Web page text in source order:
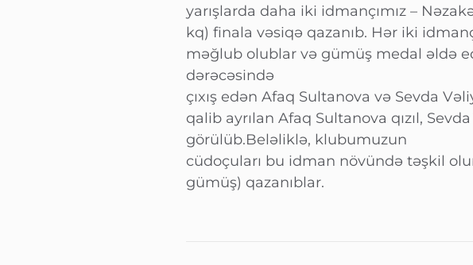
yarışlarda daha iki idmançımız –
kq) finala vəsiqə qazanıb. Hər iki
məğlub olublar və gümüş medal əldə
dərəcəsində
çıxış edən Afaq Sultanova və Sevda
qalib ayrılan Afaq Sultanova qızıl,
görülüb.Beləliklə, klubumuzun
cüdoçuları bu idman növündə təşkil
gümüş) qazanıblar.